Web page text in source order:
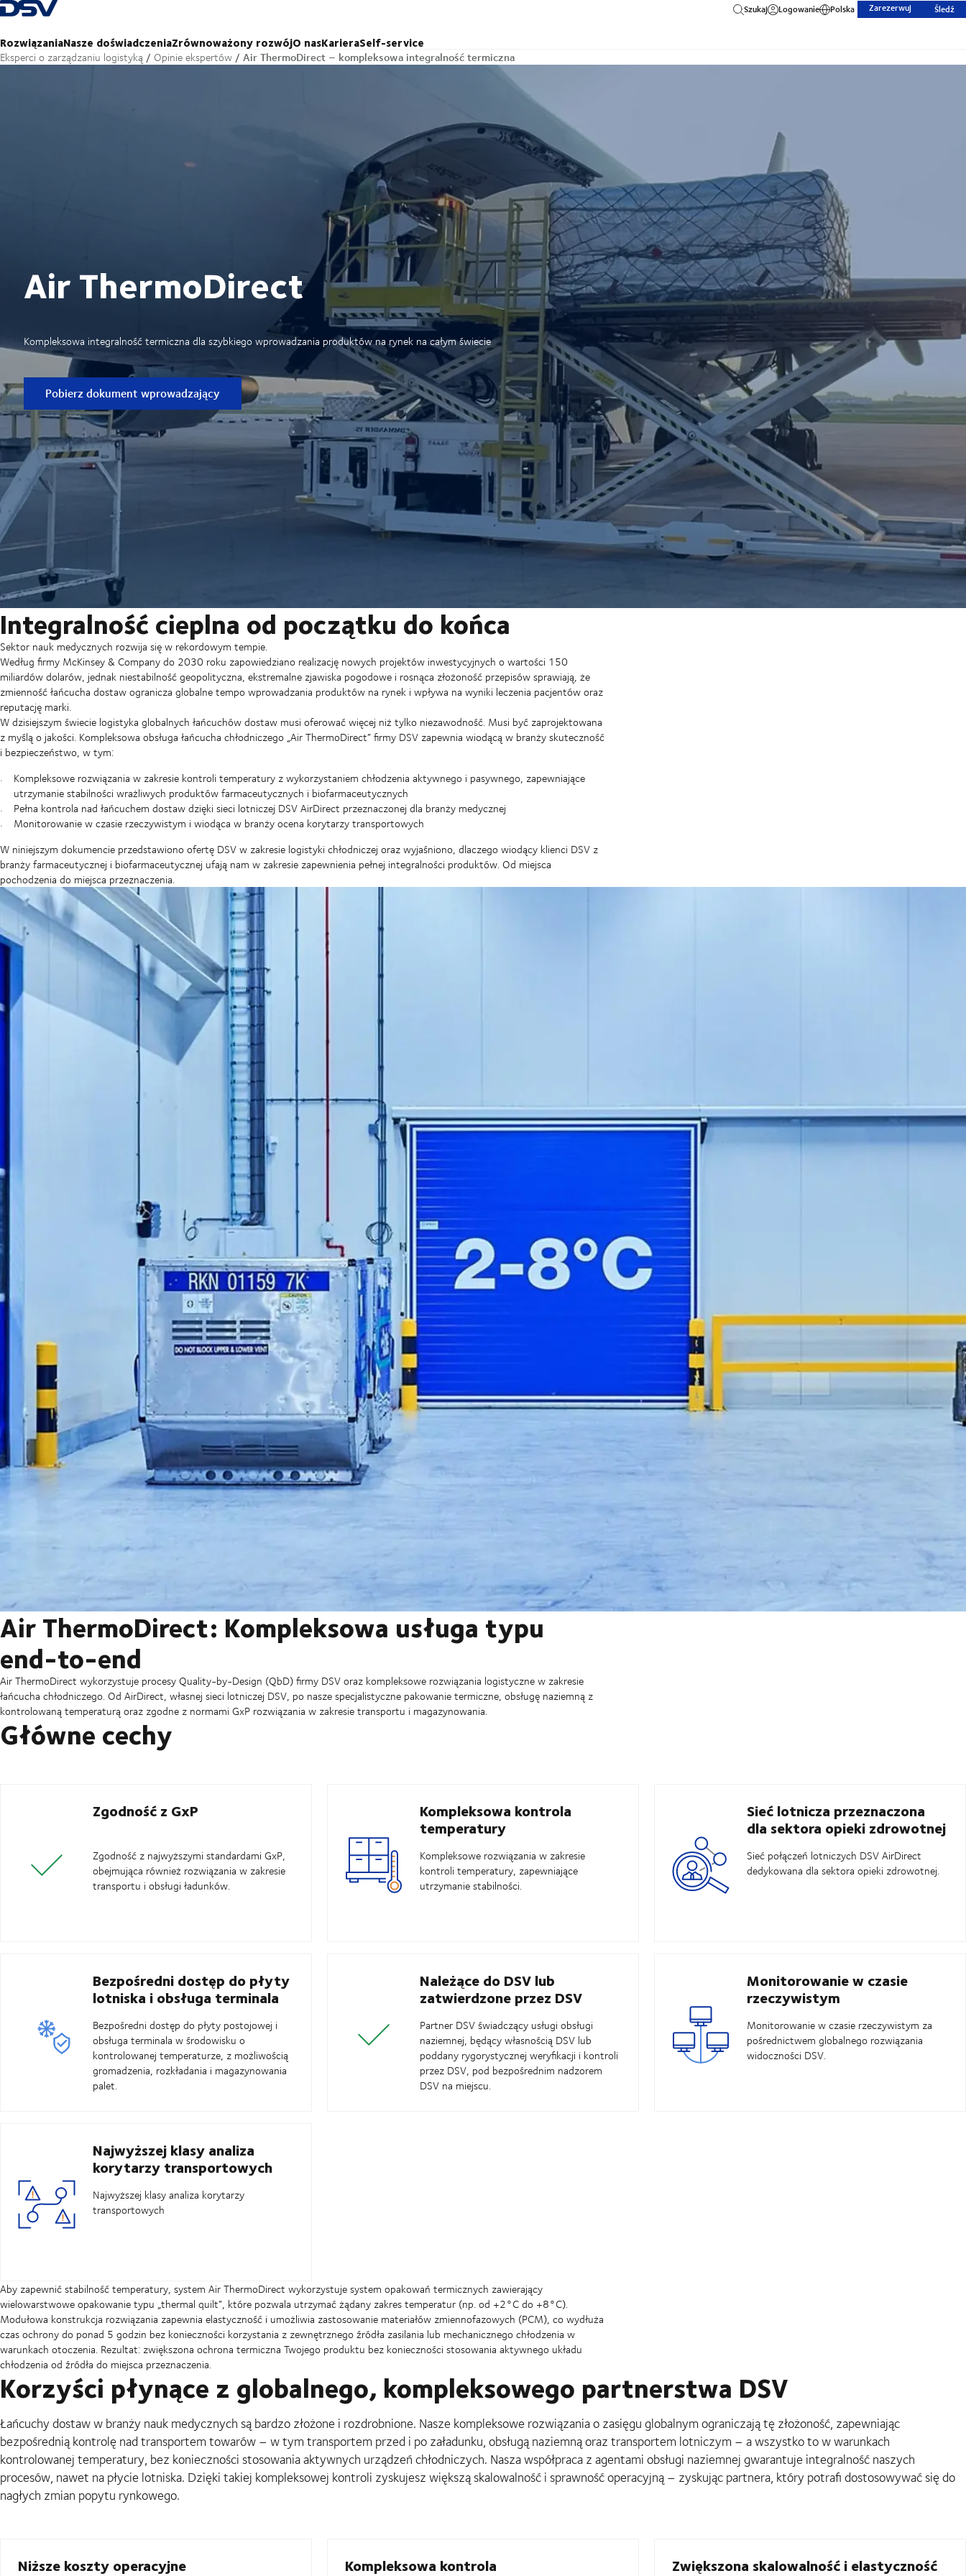
Cofnij do strony głównej
RozwiązaniaNasze doświadczeniaZrównoważony rozwójO nasKarieraSelf-service
Szukaj Logowanie Polska Zarezerwuj Śledź
Eksperci o zarządzaniu logistyką Opinie ekspertów Air ThermoDirect – kompleksowa integralność termiczna
Air ThermoDirect
Kompleksowa integralność termiczna dla szybkiego wprowadzania produktów na rynek na całym świecie
Pobierz dokument wprowadzający
Integralność cieplna od początku do końca
Sektor nauk medycznych rozwija się w rekordowym tempie.
Według firmy McKinsey & Company do 2030 roku zapowiedziano realizację nowych projektów inwestycyjnych o wartości 150
miliardów dolarów, jednak niestabilność geopolityczna, ekstremalne zjawiska pogodowe i rosnąca złożoność przepisów sprawiają, że
zmienność łańcucha dostaw ogranicza globalne tempo wprowadzania produktów na rynek i wpływa na wyniki leczenia pacjentów oraz
reputację marki.
W dzisiejszym świecie logistyka globalnych łańcuchów dostaw musi oferować więcej niż tylko niezawodność. Musi być zaprojektowana
z myślą o jakości. Kompleksowa obsługa łańcucha chłodniczego „Air ThermoDirect” firmy DSV zapewnia wiodącą w branży skuteczność
i bezpieczeństwo, w tym:
Kompleksowe rozwiązania w zakresie kontroli temperatury z wykorzystaniem chłodzenia aktywnego i pasywnego, zapewniające
utrzymanie stabilności wrażliwych produktów farmaceutycznych i biofarmaceutycznych
Pełna kontrola nad łańcuchem dostaw dzięki sieci lotniczej DSV AirDirect przeznaczonej dla branży medycznej
Monitorowanie w czasie rzeczywistym i wiodąca w branży ocena korytarzy transportowych
W niniejszym dokumencie przedstawiono ofertę DSV w zakresie logistyki chłodniczej oraz wyjaśniono, dlaczego wiodący klienci DSV z
branży farmaceutycznej i biofarmaceutycznej ufają nam w zakresie zapewnienia pełnej integralności produktów. Od miejsca
pochodzenia do miejsca przeznaczenia.
Air ThermoDirect: Kompleksowa usługa typu
end-to-end
Air ThermoDirect wykorzystuje procesy Quality-by-Design (QbD) firmy DSV oraz kompleksowe rozwiązania logistyczne w zakresie
łańcucha chłodniczego. Od AirDirect, własnej sieci lotniczej DSV, po nasze specjalistyczne pakowanie termiczne, obsługę naziemną z
kontrolowaną temperaturą oraz zgodne z normami GxP rozwiązania w zakresie transportu i magazynowania.
Główne cechy
Zgodność z GxP
Zgodność z najwyższymi standardami GxP,
obejmująca również rozwiązania w zakresie
transportu i obsługi ładunków.
Kompleksowa kontrola
temperatury
Kompleksowe rozwiązania w zakresie
kontroli temperatury, zapewniające
utrzymanie stabilności.
Sieć lotnicza przeznaczona
dla sektora opieki zdrowotnej
Sieć połączeń lotniczych DSV AirDirect
dedykowana dla sektora opieki zdrowotnej.
Bezpośredni dostęp do płyty
lotniska i obsługa terminala
Bezpośredni dostęp do płyty postojowej i
obsługa terminala w środowisku o
kontrolowanej temperaturze, z możliwością
gromadzenia, rozkładania i magazynowania
palet.
Należące do DSV lub
zatwierdzone przez DSV
Partner DSV świadczący usługi obsługi
naziemnej, będący własnością DSV lub
poddany rygorystycznej weryfikacji i kontroli
przez DSV, pod bezpośrednim nadzorem
DSV na miejscu.
Monitorowanie w czasie
rzeczywistym
Monitorowanie w czasie rzeczywistym za
pośrednictwem globalnego rozwiązania
widoczności DSV.
Najwyższej klasy analiza
korytarzy transportowych
Najwyższej klasy analiza korytarzy
transportowych
Aby zapewnić stabilność temperatury, system Air ThermoDirect wykorzystuje system opakowań termicznych zawierający
wielowarstwowe opakowanie typu „thermal quilt”, które pozwala utrzymać żądany zakres temperatur (np. od +2°C do +8°C).
Modułowa konstrukcja rozwiązania zapewnia elastyczność i umożliwia zastosowanie materiałów zmiennofazowych (PCM), co wydłuża
czas ochrony do ponad 5 godzin bez konieczności korzystania z zewnętrznego źródła zasilania lub mechanicznego chłodzenia w
warunkach otoczenia. Rezultat: zwiększona ochrona termiczna Twojego produktu bez konieczności stosowania aktywnego układu
chłodzenia od źródła do miejsca przeznaczenia.
Korzyści płynące z globalnego, kompleksowego partnerstwa DSV
Łańcuchy dostaw w branży nauk medycznych są bardzo złożone i rozdrobnione. Nasze kompleksowe rozwiązania o zasięgu globalnym ograniczają tę złożoność, zapewniając
bezpośrednią kontrolę nad transportem towarów – w tym transportem przed i po załadunku, obsługą naziemną oraz transportem lotniczym – a wszystko to w warunkach
kontrolowanej temperatury, bez konieczności stosowania aktywnych urządzeń chłodniczych. Nasza współpraca z agentami obsługi naziemnej gwarantuje integralność naszych
procesów, nawet na płycie lotniska. Dzięki takiej kompleksowej kontroli zyskujesz większą skalowalność i sprawność operacyjną – zyskując partnera, który potrafi dostosowywać się do
nagłych zmian popytu rynkowego.
Niższe koszty operacyjne Kompleksowa kontrola Zwiększona skalowalność i elastyczność